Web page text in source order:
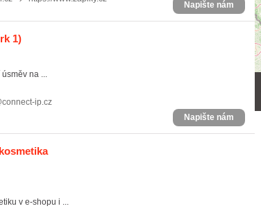
Napište nám
1)
na ...
ip.cz
Napište nám
v e-shopu i ...